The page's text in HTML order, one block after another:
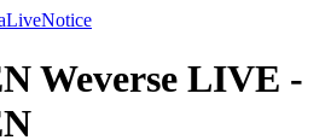
LiveNotice
Weverse LIVE -